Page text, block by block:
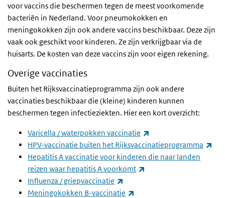
voor vaccins die beschermen tegen de meest voorkomende
bacteriën in Nederland. Voor pneumokokken en
meningokokken zijn ook andere vaccins beschikbaar. Deze zijn
vaak ook geschikt voor kinderen. Ze zijn verkrijgbaar via de
huisarts. De kosten van deze vaccins zijn voor eigen rekening.
Overige vaccinaties
Buiten het Rijksvaccinatieprogramma zijn ook andere
vaccinaties beschikbaar die (kleine) kinderen kunnen
beschermen tegen infectieziekten. Hier een kort overzicht:
Varicella / waterpokken vaccinatie
HPV-vaccinatie buiten het Rijksvaccinatieprogramma
Hepatitis A vaccinatie voor kinderen die naar landen
reizen waar hepatitis A voorkomt
Influenza / griepvaccinatie
Meningokokken B-vaccinatie